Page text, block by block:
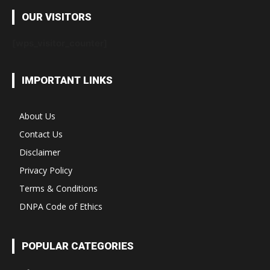
OUR VISITORS
IMPORTANT LINKS
About Us
Contact Us
Disclaimer
Privacy Policy
Terms & Conditions
DNPA Code of Ethics
POPULAR CATEGORIES